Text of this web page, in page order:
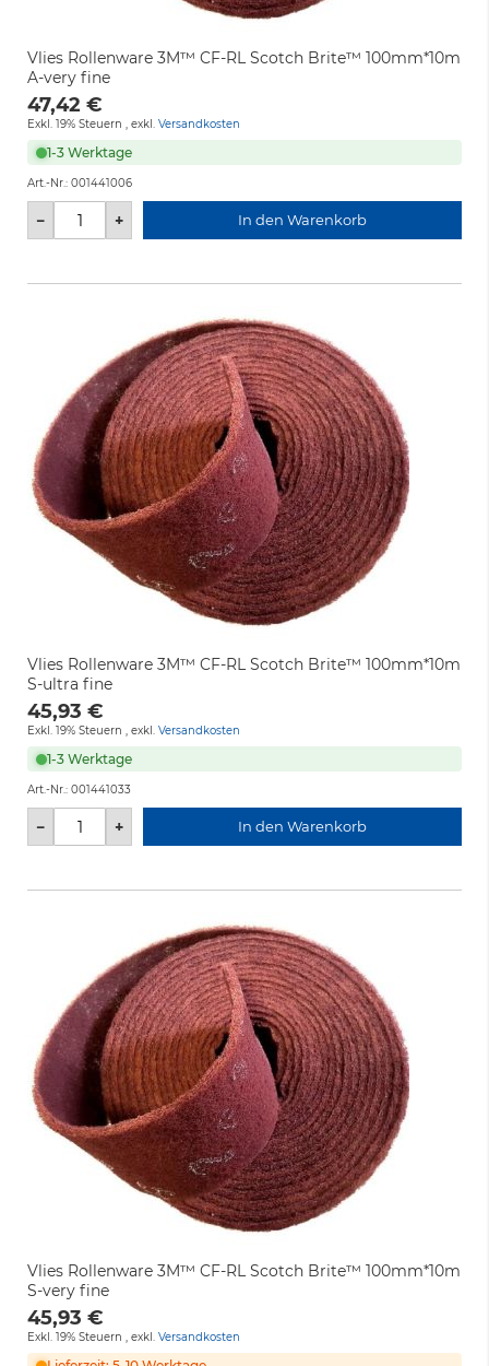
Vlies Rollenware 3M™ CF-RL Scotch Brite™ 100mm*10m
A-very fine
47,42 €
Exkl. 19% Steuern , exkl. Versandkosten
1-3 Werktage
Art.-Nr.: 001441006
− + In den Warenkorb
Vlies Rollenware 3M™ CF-RL Scotch Brite™ 100mm*10m
S-ultra fine
45,93 €
Exkl. 19% Steuern , exkl. Versandkosten
1-3 Werktage
Art.-Nr.: 001441033
− + In den Warenkorb
Vlies Rollenware 3M™ CF-RL Scotch Brite™ 100mm*10m
S-very fine
45,93 €
Exkl. 19% Steuern , exkl. Versandkosten